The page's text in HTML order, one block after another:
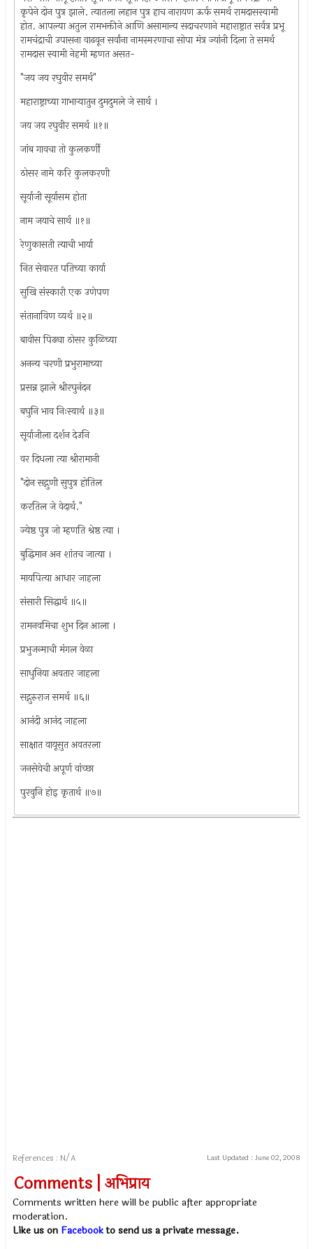
कृपेने दोन पुत्र झाले. त्यातला लहान पुत्र हाच नारायण ऊर्फ समर्थ रामदासस्वामी
होत. आपल्या अतुल रामभक्तीने आणि असामान्य सदाचरणाने महाराष्ट्रात सर्वत्र प्रभू
रामचंद्राची उपासना वाढवून सर्वांना नामस्मरणाचा सोपा मंत्र ज्यांनी दिला ते समर्थ
रामदास स्वामी नेहमी म्हणत असत-
"जय जय रघुवीर समर्थ"
महाराष्ट्राच्या गाभार्‍यातुन दुमदुमले जे सार्थ ।
जय जय रघुवीर समर्थ ॥१॥
जांब गावचा तो कुलकर्णी
ठोसर नामे करि कुलकरणी
सूर्याजी सूर्यासम होता
नाम जयाचे सार्थ ॥१॥
रेणुकासती त्याची भार्या
नित सेवारत पतिच्या कार्या
सुखि संस्कारी एक उणेपण
संतानाविण व्यर्थ ॥२॥
बावीस पिढ्या ठोसर कुळिच्या
अनन्य चरणी प्रभुरामाच्या
प्रसन्न झाले श्रीरघुनंदन
बघुनि भाव निःस्वार्थ ॥३॥
सूर्याजीला दर्शन देउनि
वर दिधला त्या श्रीरामानी
"दोन सद्गुणी सुपुत्र होतिल
करतिल जे वेदार्थ."
ज्येष्ठ पुत्र जो म्हणति श्रेष्ठ त्या ।
बुद्धिमान अन शांतच जात्या ।
मायपित्या आधार जाहला
संसारी सिद्धार्थ ॥५॥
रामनवमिचा शुभ दिन आला ।
प्रभुजन्माची मंगल वेळा
साधुनिया अवतार जाहला
सद्गुरुराज समर्थ ॥६॥
आनंदी आनंद जाहला
साक्षात वायूसुत अवतरला
जनसेवेची अपूर्ण वांच्छा
पुरवुनि होइ कृतार्थ ॥७॥
References : N/A Last Updated : June 02, 2008
Comments | अभिप्राय
Comments written here will be public after appropriate
moderation.
Like us on Facebookto send us a private message.